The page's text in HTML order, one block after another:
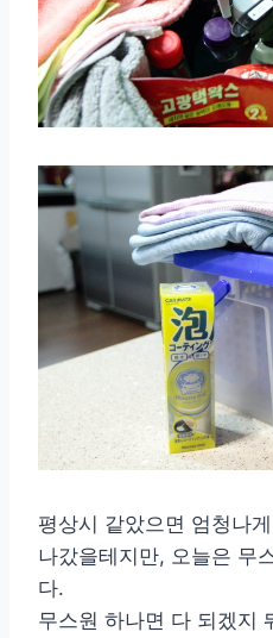
평상시 같았으면 엄청나
나갔을테지만, 오늘은 무
다.
무스원 하나면 다 되겠지